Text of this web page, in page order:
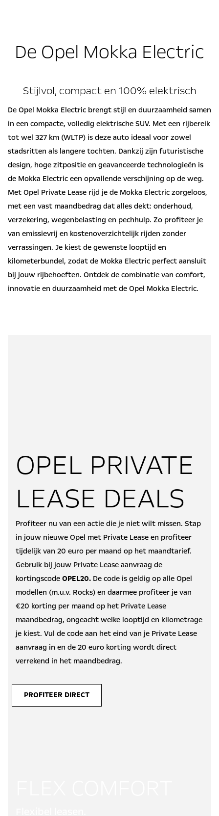
De Opel Mokka Electric
Stijlvol, compact en 100% elektrisch
De Opel Mokka Electric brengt stijl en duurzaamheid samen
in een compacte, volledig elektrische SUV. Met een rijbereik
tot wel 327 km (WLTP) is deze auto ideaal voor zowel
stadsritten als langere tochten. Dankzij zijn futuristische
design, hoge zitpositie en geavanceerde technologieën is
de Mokka Electric een opvallende verschijning op de weg.
Met Opel Private Lease rijd je de Mokka Electric zorgeloos,
met een vast maandbedrag dat alles dekt: onderhoud,
verzekering, wegenbelasting en pechhulp. Zo profiteer je
van emissievrij en kostenoverzichtelijk rijden zonder
verrassingen. Je kiest de gewenste looptijd en
kilometerbundel, zodat de Mokka Electric perfect aansluit
bij jouw rijbehoeften. Ontdek de combinatie van comfort,
innovatie en duurzaamheid met de Opel Mokka Electric.
OPEL PRIVATE
LEASE DEALS
Profiteer nu van een actie die je niet wilt missen. Stap
in jouw nieuwe Opel met Private Lease en profiteer
tijdelijk van 20 euro per maand op het maandtarief.
Gebruik bij jouw Private Lease aanvraag de
kortingscode OPEL20. De code is geldig op alle Opel
modellen (m.u.v. Rocks) en daarmee profiteer je van
€20 korting per maand op het Private Lease
maandbedrag, ongeacht welke looptijd en kilometrage
je kiest. Vul de code aan het eind van je Private Lease
aanvraag in en de 20 euro korting wordt direct
verrekend in het maandbedrag.
PROFITEER DIRECT